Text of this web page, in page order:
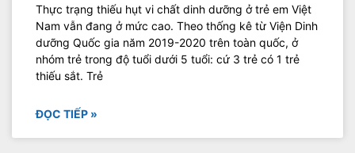
Thực trạng thiếu hụt vi chất dinh dưỡng ở trẻ em Việt
Nam vẫn đang ở mức cao. Theo thống kê từ Viện Dinh
dưỡng Quốc gia năm 2019-2020 trên toàn quốc, ở
nhóm trẻ trong độ tuổi dưới 5 tuổi: cứ 3 trẻ có 1 trẻ
thiếu sắt. Trẻ
ĐỌC TIẾP »